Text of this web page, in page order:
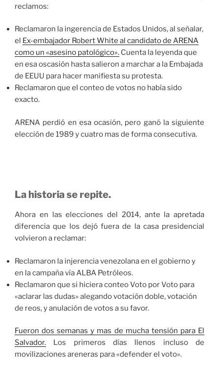
reclamos:
Reclamaron la ingerencia de Estados Unidos, al señalar,
el
Ex-embajador Robert White al candidato de ARENA
como un «asesino patológico». Cuenta la leyenda que
en esa oscasión hasta salieron a marchar a la Embajada
de EEUU para hacer manifiesta su protesta.
Reclamaron que el conteo de votos no había sido
exacto.
ARENA perdió en esa ocasión, pero ganó la siguiente
elección de 1989 y cuatro mas de forma consecutiva.
La historia se repite.
Ahora en las elecciones del 2014, ante la apretada
diferencia que los dejó fuera de la casa presidencial
volvieron a reclamar:
Reclamaron la injerencia venezolana en el gobierno y
en la campaña vía ALBA Petróleos.
Reclamaron que si hiciera conteo Voto por Voto para
«aclarar las dudas» alegando votación doble, votación
de reos, y anulación de votos a su favor.
Fueron dos semanas y mas de mucha tensión para El
Salvador. Los primeros días llenos incluso de
movilizaciones areneras para «defender el voto».